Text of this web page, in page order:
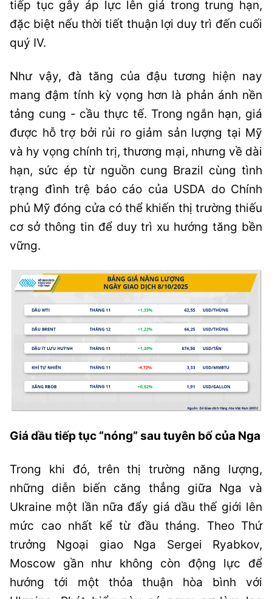
tiếp tục gây áp lực lên giá trong trung hạn,
đặc biệt nếu thời tiết thuận lợi duy trì đến cuối
quý IV.
Như vậy, đà tăng của đậu tương hiện nay
mang đậm tính kỳ vọng hơn là phản ánh nền
tảng cung - cầu thực tế. Trong ngắn hạn, giá
được hỗ trợ bởi rủi ro giảm sản lượng tại Mỹ
và hy vọng chính trị, thương mại, nhưng về dài
hạn, sức ép từ nguồn cung Brazil cùng tình
trạng đình trệ báo cáo của USDA do Chính
phủ Mỹ đóng cửa có thể khiến thị trường thiếu
cơ sở thông tin để duy trì xu hướng tăng bền
vững.
Giá dầu tiếp tục “nóng” sau tuyên bố của Nga
Trong khi đó, trên thị trường năng lượng,
những diễn biến căng thẳng giữa Nga và
Ukraine một lần nữa đẩy giá dầu thế giới lên
mức cao nhất kể từ đầu tháng. Theo Thứ
trưởng Ngoại giao Nga Sergei Ryabkov,
Moscow gần như không còn động lực để
hướng tới một thỏa thuận hòa bình với